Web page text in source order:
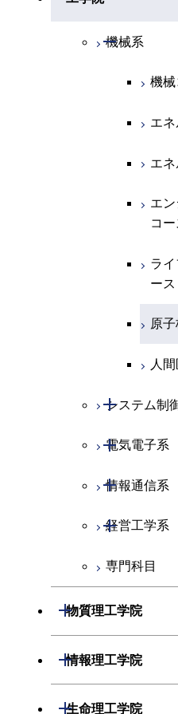
物理学系
物理
物
化
エ
エ
地球惑星科
地
地
機械系
開閉
機械
エ
エ
エ
コー
ラ
ース
原
人
システム制
開閉
シス
エン
電気電子系
開閉
電気
エネ
エネ
情報通信系
開閉
情報
エン
コー
人間
経営工学系
開閉
経営
専門科目
物質理工学院
開閉
材料系
開閉
情報理工学院
開閉
数理・計算
開閉
生命理工学院
開閉